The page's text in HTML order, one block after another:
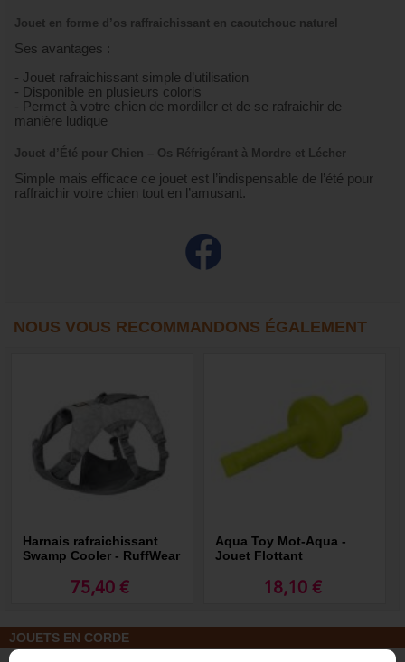
Jouet en forme d’os raffraichissant en caoutchouc naturel
Ses avantages :
- Jouet rafraichissant simple d’utilisation
- Disponible en plusieurs coloris
- Permet à votre chien de mordiller et de se rafraichir de
manière ludique
Jouet d’Été pour Chien – Os Réfrigérant à Mordre et Lécher
Simple mais efficace ce jouet est l’indispensable de l’été pour
raffraichir votre chien tout en l’amusant.
NOUS VOUS RECOMMANDONS ÉGALEMENT
Harnais rafraichissant
Swamp Cooler - RuffWear
75,40 €
Aqua Toy Mot-Aqua -
Jouet Flottant
18,10 €
JOUETS EN CORDE